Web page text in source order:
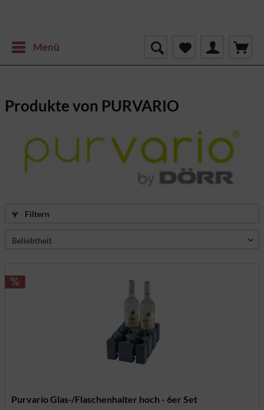
Menü
Produkte von PURVARIO
Filtern
Purvario Glas-/Flaschenhalter hoch - 6er Set